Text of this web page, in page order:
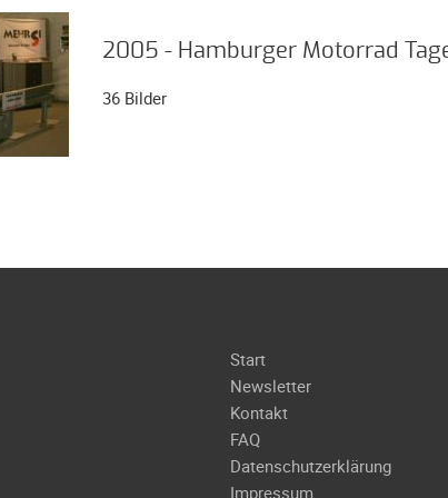
2005 - Hamburger Motorrad
36 Bilder
Navigation
überspringen
Start
Newsletter
Kontakt
FAQ
Datenschutzerklärung
Impressum